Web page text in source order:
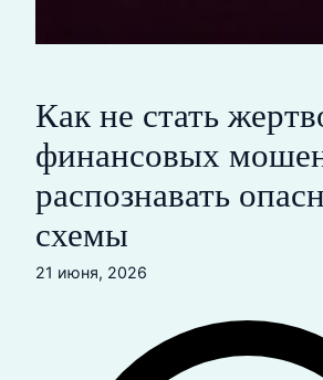
Как не стать
финансовых
распознавать
схемы
21 июня, 2026